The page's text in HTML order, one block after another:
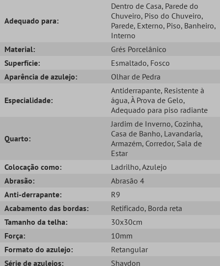
Adequado para:
Dentro de Casa, Parede do
Chuveiro, Piso do Chuveiro,
Parede, Externo, Piso, Banheiro,
Interno
Material:
Grés Porcelânico
Superfície:
Esmaltado, Fosco
Aparência de azulejo:
Olhar de Pedra
Especialidade:
Antiderrapante, Resistente à
água, À Prova de Gelo,
Adequado para piso radiante
Quarto:
Jardim de Inverno, Cozinha,
Casa de Banho, Lavandaria,
Armazém, Corredor, Sala de
Estar
Colocação como:
Ladrilho, Azulejo
Abrasão:
Abrasão 4
Anti-derrapante:
R9
Acabamento das bordas:
Retificado, Borda reta
Tamanho da telha:
30x30cm
Força:
10mm
Formato do azulejo:
Retangular
Série de azulejos:
Shaydon